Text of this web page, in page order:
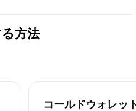
方法
コールドウォレッ